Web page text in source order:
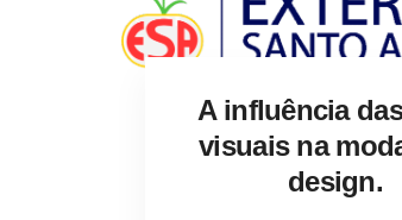
A influência
visuais na
design.